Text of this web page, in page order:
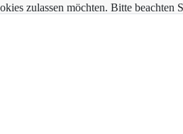
zulassen möchten. Bitte